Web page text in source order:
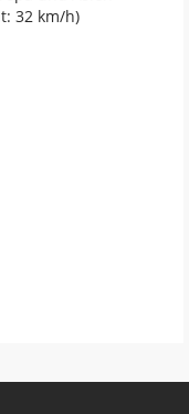
32 km/h)